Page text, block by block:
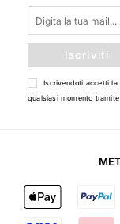
Iscriviti
Iscrivendoti accetti
qualsiasi momento